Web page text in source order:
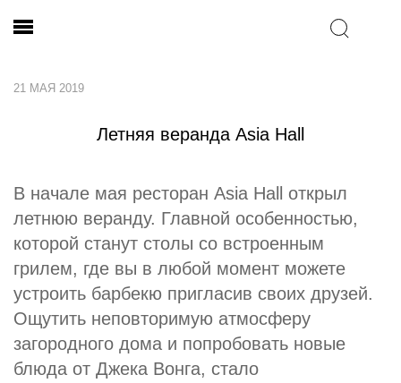
21 МАЯ 2019
Летняя веранда Asia Hall
В начале мая ресторан Asia Hall открыл
летнюю веранду. Главной особенностью,
которой станут столы со встроенным
грилем, где вы в любой момент можете
устроить барбекю пригласив своих друзей.
Ощутить неповторимую атмосферу
загородного дома и попробовать новые
блюда от Джека Вонга, стало